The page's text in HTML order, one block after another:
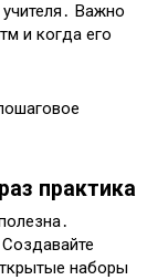
Важно
и когда его
практика
наборы